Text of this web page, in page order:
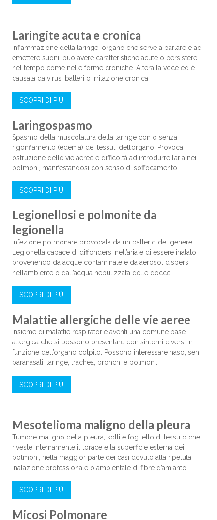
Laringite acuta e cronica
Infiammazione della laringe, organo che serve a parlare e ad
emettere suoni, può avere caratteristiche acute o persistere
nel tempo come nelle forme croniche. Altera la voce ed è
causata da virus, batteri o irritazione cronica.
SCOPRI DI PIÙ
Laringospasmo
Spasmo della muscolatura della laringe con o senza
rigonfiamento (edema) dei tessuti dell’organo. Provoca
ostruzione delle vie aeree e difficoltà ad introdurre l’aria nei
polmoni, manifestandosi con senso di soffocamento.
SCOPRI DI PIÙ
Legionellosi e polmonite da
legionella
Infezione polmonare provocata da un batterio del genere
Legionella capace di diffondersi nell’aria e di essere inalato,
provenendo da acque contaminate e da aerosol dispersi
nell’ambiente o dall’acqua nebulizzata delle docce.
SCOPRI DI PIÙ
Malattie allergiche delle vie aeree
Insieme di malattie respiratorie aventi una comune base
allergica che si possono presentare con sintomi diversi in
funzione dell’organo colpito. Possono interessare naso, seni
paranasali, laringe, trachea, bronchi e polmoni.
SCOPRI DI PIÙ
Mesotelioma maligno della pleura
Tumore maligno della pleura, sottile foglietto di tessuto che
riveste internamente il torace e la superficie esterna dei
polmoni, nella maggior parte dei casi dovuto alla ripetuta
inalazione professionale o ambientale di fibre d’amianto.
SCOPRI DI PIÙ
Micosi Polmonare